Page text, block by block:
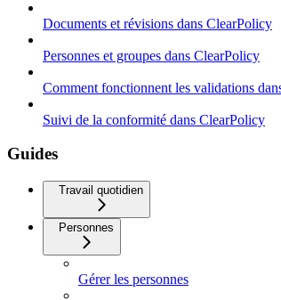
Documents et révisions dans ClearPolicy
Personnes et groupes dans ClearPolicy
Comment fonctionnent les validations
Suivi de la conformité dans ClearPolicy
Guides
Travail quotidien
Personnes
Gérer les personnes